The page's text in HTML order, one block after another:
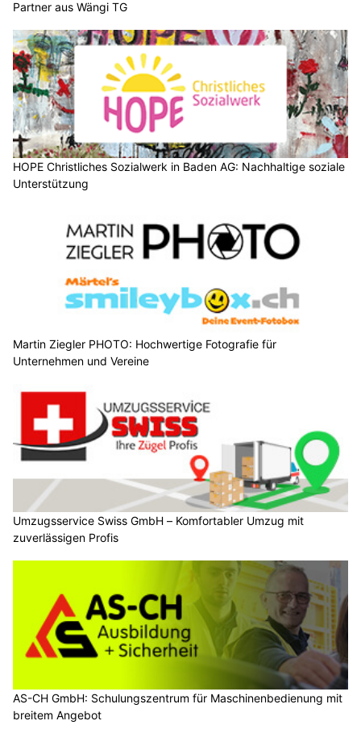
Partner aus Wängi TG
HOPE Christliches Sozialwerk in Baden AG: Nachhaltige soziale
Unterstützung
Martin Ziegler PHOTO: Hochwertige Fotografie für
Unternehmen und Vereine
Umzugsservice Swiss GmbH – Komfortabler Umzug mit
zuverlässigen Profis
AS-CH GmbH: Schulungszentrum für Maschinenbedienung mit
breitem Angebot